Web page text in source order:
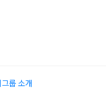
룹 소개